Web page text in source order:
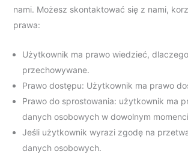
nami. Możesz skontaktować się z nami,
prawa:
Użytkownik ma prawo wiedzieć,
przechowywane.
Prawo dostępu: Użytkownik ma prawo
Prawo do sprostowania: użytkownik ma
danych osobowych w dowolnym
Jeśli użytkownik wyrazi zgodę na
danych osobowych.